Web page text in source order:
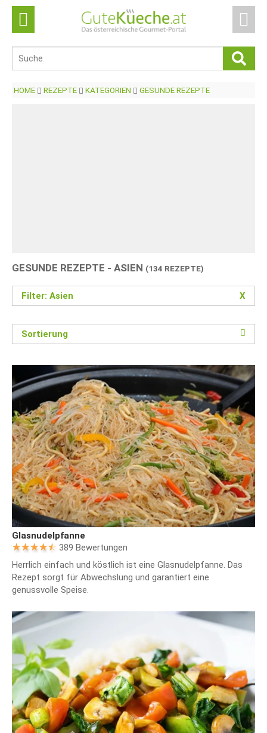
HOME REZEPTE KATEGORIEN GESUNDE REZEPTE
GESUNDE REZEPTE - ASIEN (134 REZEPTE)
Filter: Asien X
Sortierung
Glasnudelpfanne
389 Bewertungen
Herrlich einfach und köstlich ist eine Glasnudelpfanne. Das
Rezept sorgt für Abwechslung und garantiert eine
genussvolle Speise.